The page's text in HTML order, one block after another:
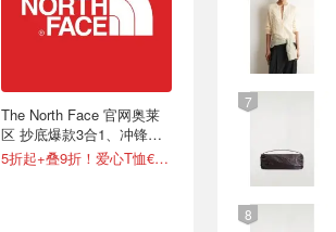
The North Face 官网奥莱
区 抄底爆款3合1、冲锋
衣、羽绒等
5折起+叠9折！爱心T恤€13.5